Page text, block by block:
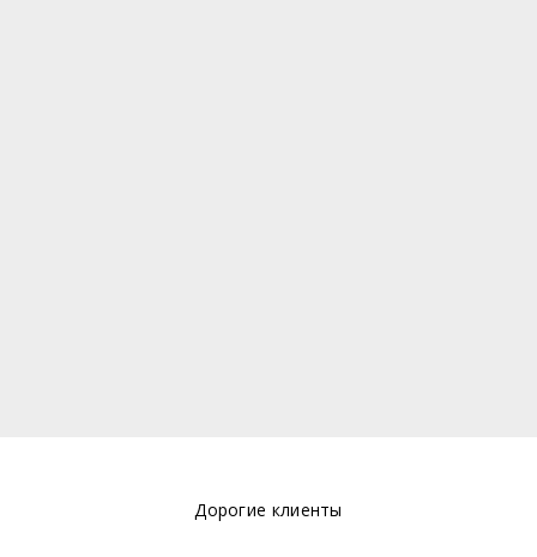
Дорогие клиенты